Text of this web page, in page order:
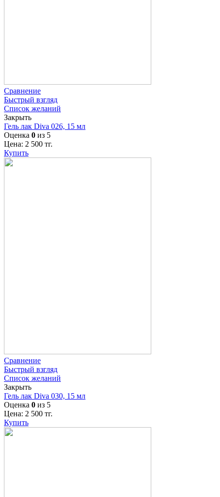
Сравнение
Быстрый взгляд
Список желаний
Закрыть
Гель лак Diva 026, 15 мл
Оценка 0 из 5
Цена: 2 500 тг.
Купить
Сравнение
Быстрый взгляд
Список желаний
Закрыть
Гель лак Diva 030, 15 мл
Оценка 0 из 5
Цена: 2 500 тг.
Купить